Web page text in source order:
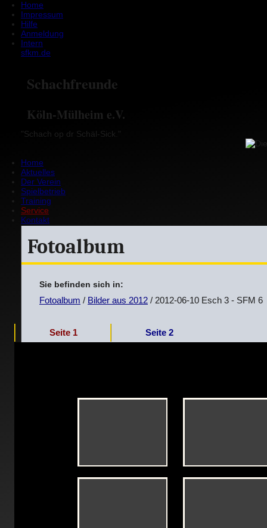
Home
Impressum
Hilfe
Anmeldung
Intern
sfkm.de
Schachfreunde
Köln-Mülheim e.V.
"Schach op dr Schäl-Sick."
Home
Aktuelles
Der Verein
Spielbetrieb
Training
Service
Kontakt
Fotoalbum
Sie befinden sich in:
Fotoalbum / Bilder aus 2012 / 2012-06-10 Esch 3 - SFM 6
Seite 1 Seite 2